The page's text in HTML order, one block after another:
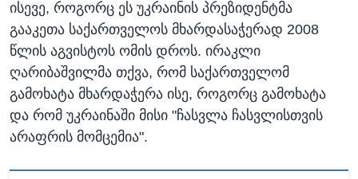
ისევე, როგორც ეს უკრაინის პრეზიდენტმა
გააკეთა საქართველოს მხარდასაჭერად 2008
წლის აგვისტოს ომის დროს. ირაკლი
ღარიბაშვილმა თქვა, რომ საქართველომ
გამოხატა მხარდაჭერა ისე, როგორც გამოხატა
და რომ უკრაინაში მისი "ჩასვლა ჩასვლისთვის
არაფრის მომცემია".